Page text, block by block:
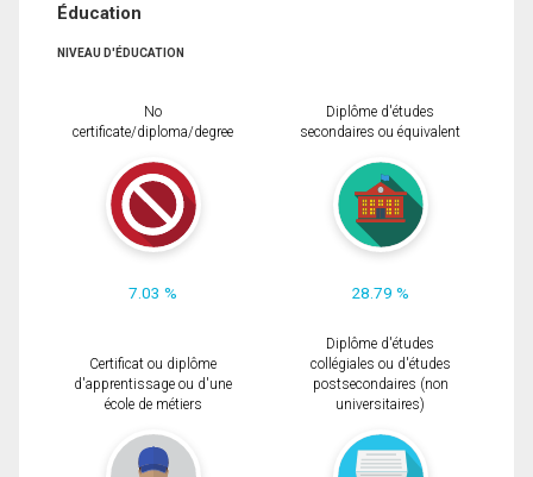
Éducation
NIVEAU D'ÉDUCATION
No
certificate/diploma/degree
7.03 %
Diplôme d'études
secondaires ou équivalent
28.79 %
Certificat ou diplôme
d'apprentissage ou d'une
école de métiers
Diplôme d'études
collégiales ou d'études
postsecondaires (non
universitaires)